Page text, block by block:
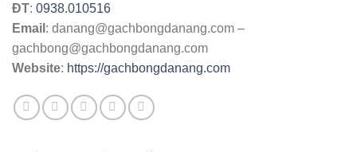
ĐT: 0938.010516
Email : danang@gachbongdanang.com –
gachbong@gachbongdanang.com
Website: https://gachbongdanang.com